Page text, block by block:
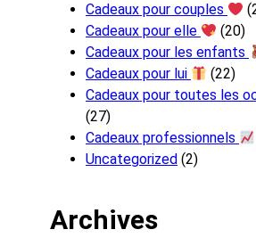
Cadeaux pour couples
Cadeaux pour elle
(20)
Cadeaux pour les enfants
Cadeaux pour lui
(22)
Cadeaux pour toutes les
(27)
Cadeaux professionnels
Uncategorized (2)
Archives